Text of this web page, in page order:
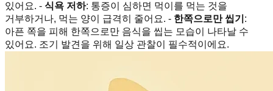
있어요. - 식욕 저하: 통증이 심하면 먹이를 먹는 것을
거부하거나, 먹는 양이 급격히 줄어요. - 한쪽으로만 씹기 :
아픈 쪽을 피해 한쪽으로만 음식을 씹는 모습이 나타날 수
있어요. 조기 발견을 위해 일상 관찰이 필수적이에요.